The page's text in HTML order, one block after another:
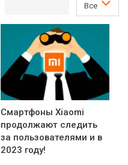
Все
Смартфоны Xiaomi
продолжают следить
за пользователями и в
2023 году!